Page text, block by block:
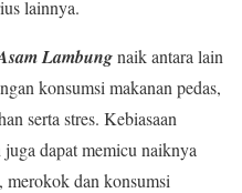
lainnya.
Lambungnaik antara lain
konsumsi makanan pedas,
serta stres. Kebiasaan
dapat memicu naiknya
merokok dan konsumsi